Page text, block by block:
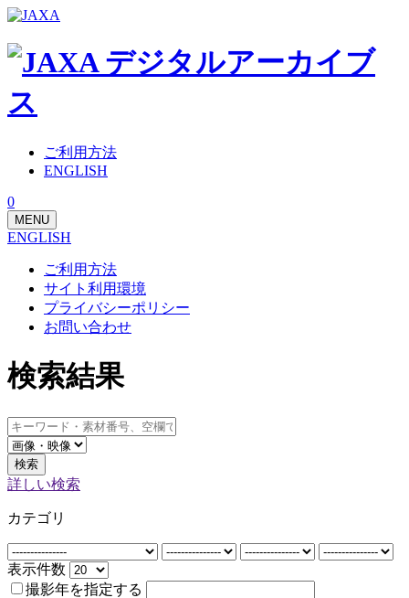
ご利用方法
ENGLISH
0
MENU
ENGLISH
ご利用方法
サイト利用環境
プライバシーポリシー
お問い合わせ
検索結果
検索
詳しい検索
カテゴリ
表示件数
撮影年を指定する